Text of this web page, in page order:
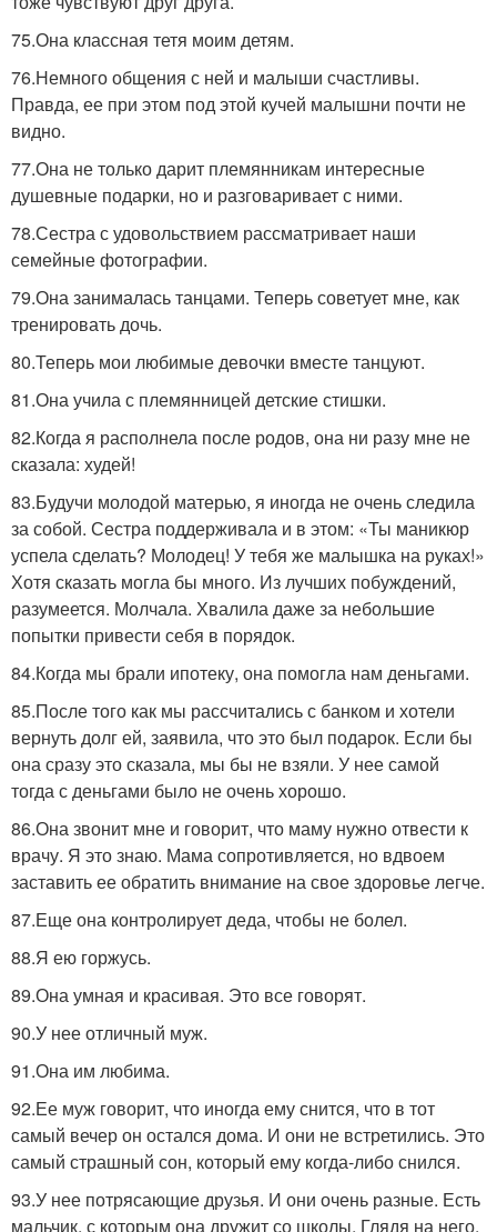
75.Она классная тетя моим детям.
76.Немного общения с ней и малыши счастливы.
Правда, ее при этом под этой кучей малышни почти не
видно.
77.Она не только дарит племянникам интересные
душевные подарки, но и разговаривает с ними.
78.Сестра с удовольствием рассматривает наши
семейные фотографии.
79.Она занималась танцами. Теперь советует мне, как
тренировать дочь.
80.Теперь мои любимые девочки вместе танцуют.
81.Она учила с племянницей детские стишки.
82.Когда я располнела после родов, она ни разу мне не
сказала: худей!
83.Будучи молодой матерью, я иногда не очень следила
за собой. Сестра поддерживала и в этом: «Ты маникюр
успела сделать? Молодец! У тебя же малышка на руках!»
Хотя сказать могла бы много. Из лучших побуждений,
разумеется. Молчала. Хвалила даже за небольшие
попытки привести себя в порядок.
84.Когда мы брали ипотеку, она помогла нам деньгами.
85.После того как мы рассчитались с банком и хотели
вернуть долг ей, заявила, что это был подарок. Если бы
она сразу это сказала, мы бы не взяли. У нее самой
тогда с деньгами было не очень хорошо.
86.Она звонит мне и говорит, что маму нужно отвести к
врачу. Я это знаю. Мама сопротивляется, но вдвоем
заставить ее обратить внимание на свое здоровье легче.
87.Еще она контролирует деда, чтобы не болел.
88.Я ею горжусь.
89.Она умная и красивая. Это все говорят.
90.У нее отличный муж.
91.Она им любима.
92.Ее муж говорит, что иногда ему снится, что в тот
самый вечер он остался дома. И они не встретились. Это
самый страшный сон, который ему когда-либо снился.
93.У нее потрясающие друзья. И они очень разные. Есть
мальчик, с которым она дружит со школы. Глядя на него,